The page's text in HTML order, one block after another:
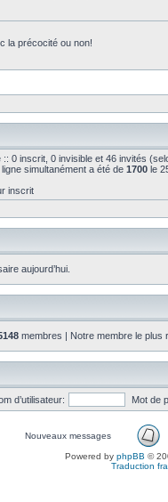
la précocité ou non!
:: 0 inscrit, 0 invisible et 46 invités
simultanément a été de 1700 le
inscrit
aujourd’hui.
membres | Notre membre le plus
d’utilisateur: Mot de
Nouveaux messages
Powered by phpBB ©
Traduction